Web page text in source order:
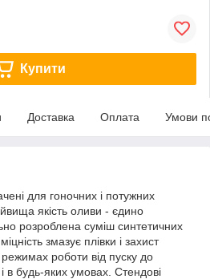
Купити
Доставка Оплата Умови
для гоночних і потужних
якість оливи - єдино
розроблена суміш синтетичних
змазує плівки і захист
роботи від пуску до
в будь-яких умовах. Стендові